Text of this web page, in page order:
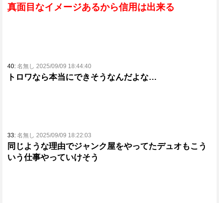
真面目なイメージあるから信用は出来る
40: 名無し 2025/09/09 18:44:40
トロワなら本当にできそうなんだよな…
33: 名無し 2025/09/09 18:22:03
同じような理由でジャンク屋をやってたデュオもこう
いう仕事やっていけそう